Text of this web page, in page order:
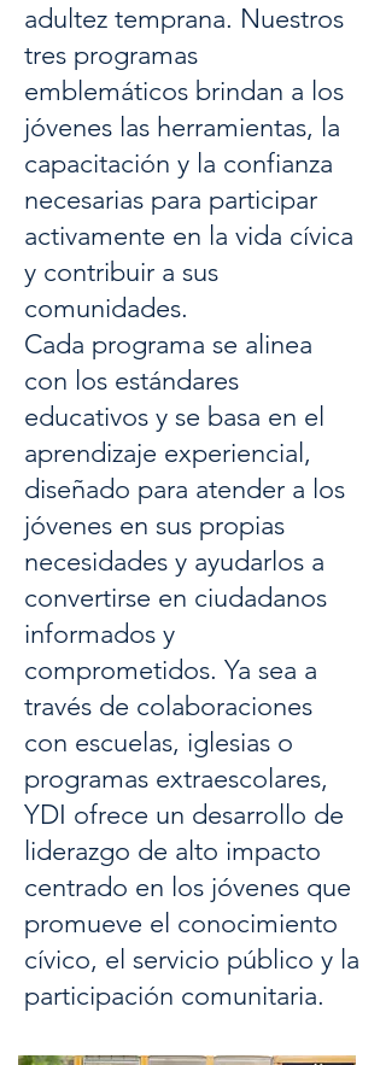
adultez temprana. Nuestros
tres programas
emblemáticos brindan a los
jóvenes las herramientas, la
capacitación y la confianza
necesarias para participar
activamente en la vida cívica
y contribuir a sus
comunidades.
Cada programa se alinea
con los estándares
educativos y se basa en el
aprendizaje experiencial,
diseñado para atender a los
jóvenes en sus propias
necesidades y ayudarlos a
convertirse en ciudadanos
informados y
comprometidos. Ya sea a
través de colaboraciones
con escuelas, iglesias o
programas extraescolares,
YDI ofrece un desarrollo de
liderazgo de alto impacto
centrado en los jóvenes que
promueve el conocimiento
cívico, el servicio público y la
participación comunitaria.